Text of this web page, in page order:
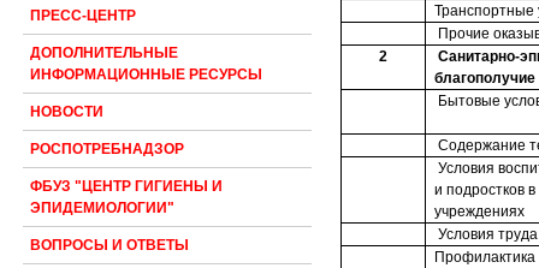
ПРЕСС-ЦЕНТР
ДОПОЛНИТЕЛЬНЫЕ
ИНФОРМАЦИОННЫЕ РЕСУРСЫ
НОВОСТИ
РОСПОТРЕБНАДЗОР
ФБУЗ "ЦЕНТР ГИГИЕНЫ И
ЭПИДЕМИОЛОГИИ"
ВОПРОСЫ И ОТВЕТЫ
Транспортные
Прочие
2
Санитарно-
Бытовые
Содержание
Условия
и подростков
учреждениях
Условия труда